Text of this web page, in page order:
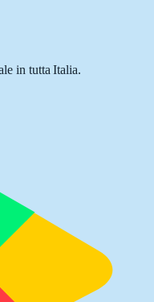
in tutta Italia.